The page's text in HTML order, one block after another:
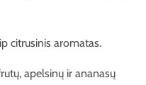
citrusinis aromatas.
apelsinų ir ananasų